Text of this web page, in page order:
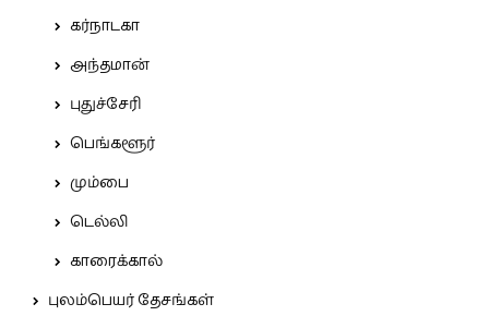
கர்நாடகா
அந்தமான்
புதுச்சேரி
பெங்களூர்
மும்பை
டெல்லி
காரைக்கால்
புலம்பெயர் தேசங்கள்